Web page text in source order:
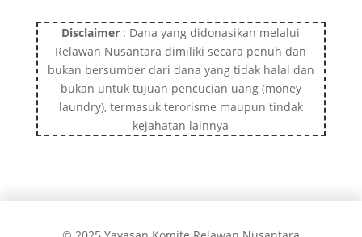
Disclaimer : Dana yang didonasikan melalui
Relawan Nusantara dimiliki secara penuh dan
bukan bersumber dari dana yang tidak halal dan
bukan untuk tujuan pencucian uang (money
laundry), termasuk terorisme maupun tindak
kejahatan lainnya